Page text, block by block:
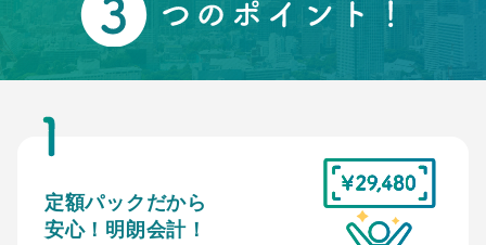
定額パックだから
安心！明朗会計！